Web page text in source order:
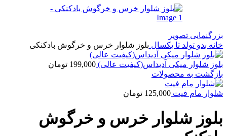
بزرگنمایی تصویر
خانه بدو تولد تا یکسال بلوز شلوار خرس و خرگوش بادکنکی
بلوز شلوار میکی آدیداس(کیفیت عالی) 199,000 تومان
بازگشت به محصولات
شلوار مام فیت 125,000 تومان
بلوز شلوار خرس و خرگوش